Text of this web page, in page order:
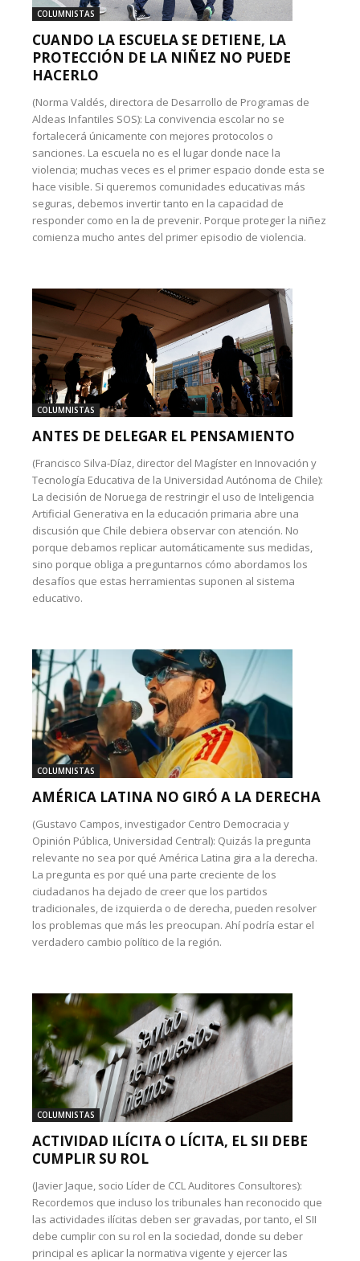
COLUMNISTAS
CUANDO LA ESCUELA SE DETIENE, LA
PROTECCIÓN DE LA NIÑEZ NO PUEDE
HACERLO
(Norma Valdés, directora de Desarrollo de Programas de
Aldeas Infantiles SOS): La convivencia escolar no se
fortalecerá únicamente con mejores protocolos o
sanciones. La escuela no es el lugar donde nace la
violencia; muchas veces es el primer espacio donde esta se
hace visible. Si queremos comunidades educativas más
seguras, debemos invertir tanto en la capacidad de
responder como en la de prevenir. Porque proteger la niñez
comienza mucho antes del primer episodio de violencia.
COLUMNISTAS
ANTES DE DELEGAR EL PENSAMIENTO
(Francisco Silva-Díaz, director del Magíster en Innovación y
Tecnología Educativa de la Universidad Autónoma de Chile):
La decisión de Noruega de restringir el uso de Inteligencia
Artificial Generativa en la educación primaria abre una
discusión que Chile debiera observar con atención. No
porque debamos replicar automáticamente sus medidas,
sino porque obliga a preguntarnos cómo abordamos los
desafíos que estas herramientas suponen al sistema
educativo.
COLUMNISTAS
AMÉRICA LATINA NO GIRÓ A LA DERECHA
(Gustavo Campos, investigador Centro Democracia y
Opinión Pública, Universidad Central): Quizás la pregunta
relevante no sea por qué América Latina gira a la derecha.
La pregunta es por qué una parte creciente de los
ciudadanos ha dejado de creer que los partidos
tradicionales, de izquierda o de derecha, pueden resolver
los problemas que más les preocupan. Ahí podría estar el
verdadero cambio político de la región.
COLUMNISTAS
ACTIVIDAD ILÍCITA O LÍCITA, EL SII DEBE
CUMPLIR SU ROL
(Javier Jaque, socio Líder de CCL Auditores Consultores):
Recordemos que incluso los tribunales han reconocido que
las actividades ilícitas deben ser gravadas, por tanto, el SII
debe cumplir con su rol en la sociedad, donde su deber
principal es aplicar la normativa vigente y ejercer las